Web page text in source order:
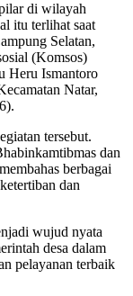
di wilayah
itu terlihat saat
Selatan,
(Komsos)
Heru Ismantoro
Natar,
tersebut.
dan
berbagai
dan
wujud nyata
desa dalam
pelayanan terbaik